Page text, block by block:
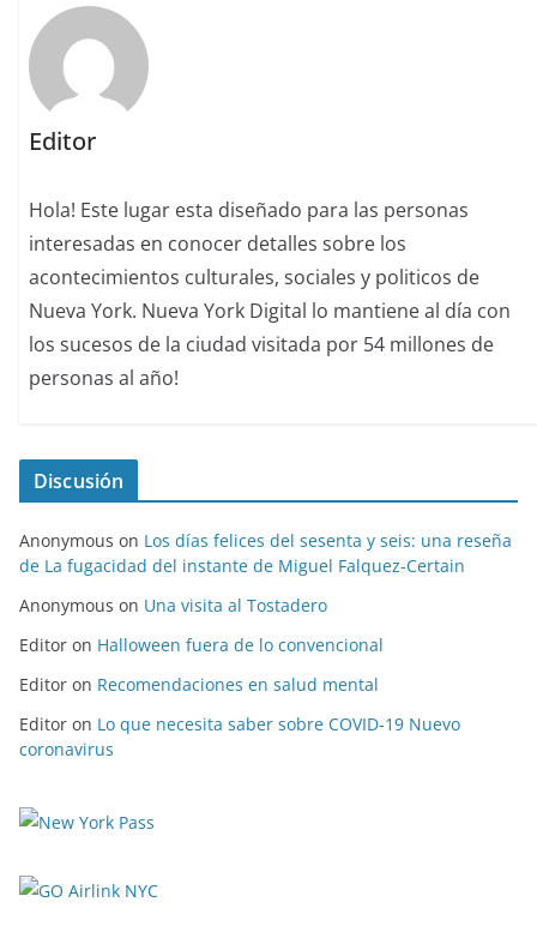
Editor
Hola! Este lugar esta diseñado para las personas
interesadas en conocer detalles sobre los
acontecimientos culturales, sociales y politicos de
Nueva York. Nueva York Digital lo mantiene al día con
los sucesos de la ciudad visitada por 54 millones de
personas al año!
Discusión
Anonymous on Los días felices del sesenta y seis: una reseña
de La fugacidad del instante de Miguel Falquez-Certain
Anonymous on Una visita al Tostadero
Editor on Halloween fuera de lo convencional
Editor on Recomendaciones en salud mental
Editor on Lo que necesita saber sobre COVID-19 Nuevo
coronavirus